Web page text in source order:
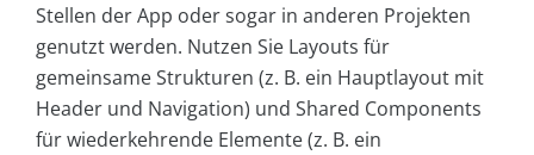
Stellen der App oder sogar in anderen Projekten
genutzt werden. Nutzen Sie Layouts für
gemeinsame Strukturen (z. B. ein Hauptlayout mit
Header und Navigation) und Shared Components
für wiederkehrende Elemente (z. B. ein